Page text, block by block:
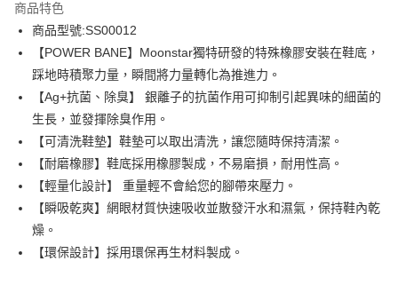
合作金庫商業銀行
華南商業銀行
上海商業儲蓄銀行
台北富邦商業銀行
國泰世華商業銀行
兆豐國際商業銀行
臺灣中小企業銀行
台中商業銀行
匯豐（台灣）商業銀行
聯邦商業銀行
元大商業銀行
永豐商業銀行
玉山商業銀行
星展（台灣）商業銀行
台新國際商業銀行
中國信託商業銀行
台灣樂天信用卡公司
6 期 0 利率 每期
華南商業銀行
彰化商業銀行
上海商業儲蓄銀行
台北富邦商業銀行
國泰世華商業銀行
兆豐國際商業銀行
臺灣中小企業銀行
匯豐（台灣）商業銀行
華泰商業銀行
聯邦商業銀行
遠東國際商業銀行
元大商業銀行
永豐商業銀行
玉山商業銀行
星展（台灣）商業銀行
台新國際商業銀行
中國信託商業銀行
台灣樂天信用卡公司
12 期 0 利率 每期
合作金庫商業銀行
第一商業銀行
上海商業儲蓄銀行
台北富邦商業銀行
國泰世華商業銀行
臺灣中小企業銀行
台中商業銀行
匯豐（台灣）商業銀行
華泰商業銀行
聯邦商業銀行
遠東國際商業銀行
元大商業銀行
永豐商業銀行
玉山商業銀行
星展（台灣）商業銀行
台新國際商業銀行
台灣樂天信用卡公司
LINE Pay
Apple Pay
街口支付
悠遊付
Google Pay
全盈+PAY
商品特色
商品型號:SS00012
【POWER BANE】Moonstar獨特研發的特殊橡膠安裝在鞋底，
踩地時積聚力量，瞬間將力量轉化為推進力。
【Ag+抗菌、除臭】 銀離子的抗菌作用可抑制引起異味的細菌的
生長，並發揮除臭作用。
【可清洗鞋墊】鞋墊可以取出清洗，讓您隨時保持清潔。
【耐磨橡膠】鞋底採用橡膠製成，不易磨損，耐用性高。
【輕量化設計】 重量輕不會給您的腳帶來壓力。
【瞬吸乾爽】網眼材質快速吸收並散發汗水和濕氣，保持鞋內乾
燥。
【環保設計】採用環保再生材料製成。